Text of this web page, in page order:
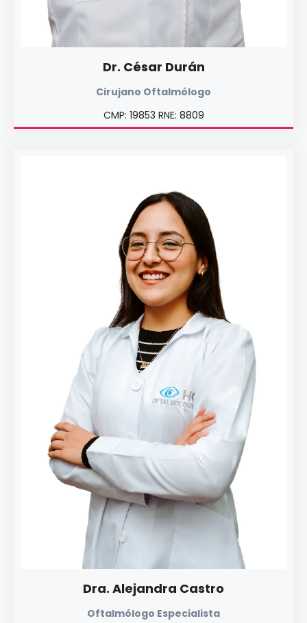
Dr. César Durán
Cirujano Oftalmólogo
CMP: 19853 RNE: 8809
Dra. Alejandra Castro
Oftalmólogo Especialista